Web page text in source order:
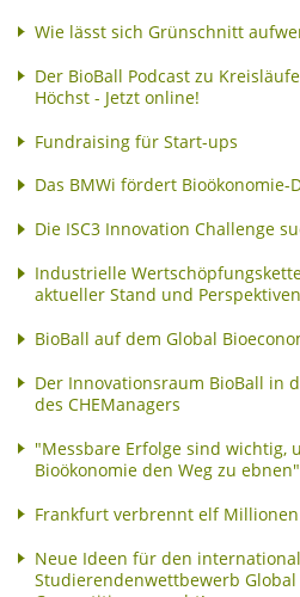
Wie lässt sich Grünschnitt
Der BioBall Podcast zu
Höchst - Jetzt online!
Fundraising für Start-ups
Das BMWi fördert Bioökonomie-
Die ISC3 Innovation Challenge
Industrielle
aktueller Stand und Perspektiven
BioBall auf dem Global
Der Innovationsraum BioBall in
des CHEManagers
"Messbare Erfolge sind wichtig,
Bioökonomie den Weg zu ebnen"
Frankfurt verbrennt elf
Neue Ideen für den
Studierendenwettbewerb